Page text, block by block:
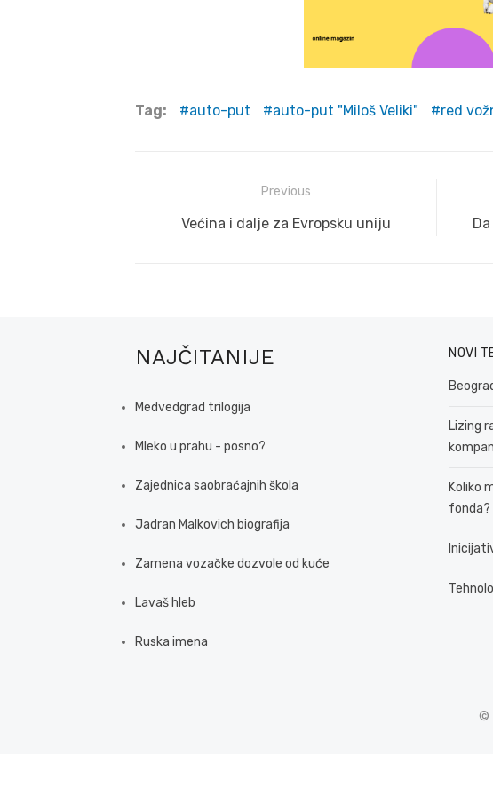
Tag: auto-put auto-put "Miloš Veliki" red
navigation
Previous
Previous
Većina i dalje za Evropsku uniju
NAJČITANIJE
Medvedgrad trilogija
Mleko u prahu - posno?
Zajednica saobraćajnih škola
Jadran Malkovich biografija
Zamena vozačke dozvole od kuće
Lavaš hleb
Ruska imena
NOVI
Lizing
Koliko
fonda?
©